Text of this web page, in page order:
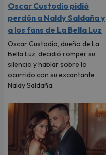
Oscar Custodio pidió
perdón a Naldy Saldaña y
a los fans de La Bella Luz
Oscar Custodio, dueño de La
Bella Luz, decidió romper su
silencio y hablar sobre lo
ocurrido con su excantante
Naldy Saldaña.